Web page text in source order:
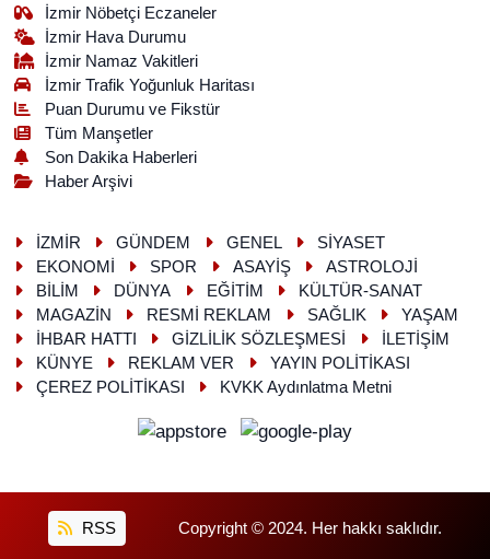
İzmir Nöbetçi Eczaneler
İzmir Hava Durumu
İzmir Namaz Vakitleri
İzmir Trafik Yoğunluk Haritası
Puan Durumu ve Fikstür
Tüm Manşetler
Son Dakika Haberleri
Haber Arşivi
İZMİR GÜNDEM GENEL
SİYASET
EKONOMİ
SPOR ASAYİŞ
ASTROLOJİ
BİLİM
DÜNYA EĞİTİM
KÜLTÜR-SANAT
MAGAZİN
RESMİ REKLAM SAĞLIK
YAŞAM
İHBAR HATTI
GİZLİLİK SÖZLEŞMESİ
İLETİŞİM
KÜNYE
REKLAM VER
YAYIN POLİTİKASI
ÇEREZ POLİTİKASI
KVKK Aydınlatma Metni
RSS Copyright © 2024. Her hakkı saklıdır.